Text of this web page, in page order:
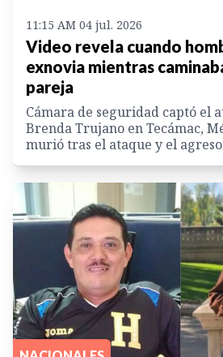
11:15 AM 04 jul. 2026
Video revela cuando
exnovia mientras
pareja
Cámara de seguridad captó el
Brenda Trujano en Tecámac,
murió tras el ataque y el